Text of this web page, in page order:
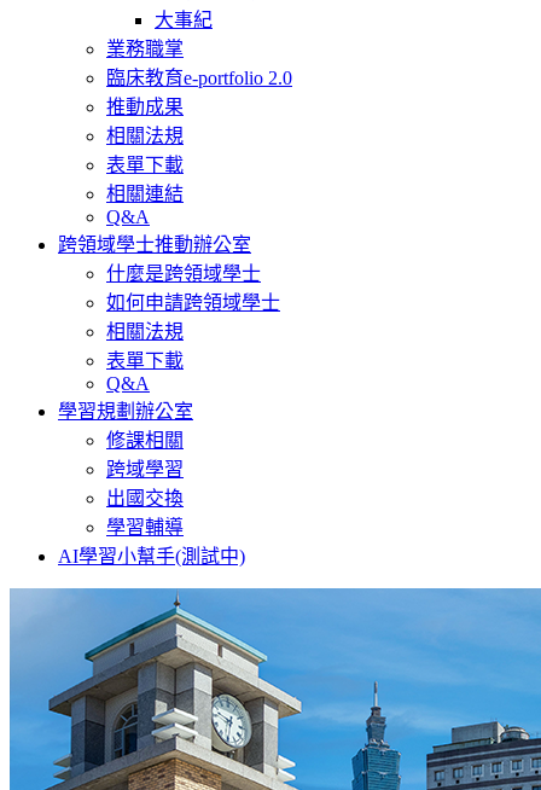
大事紀
業務職掌
臨床教育e-portfolio 2.0
推動成果
相關法規
表單下載
相關連結
Q&A
跨領域學士推動辦公室
什麼是跨領域學士
如何申請跨領域學士
相關法規
表單下載
Q&A
學習規劃辦公室
修課相關
跨域學習
出國交換
學習輔導
AI學習小幫手(測試中)